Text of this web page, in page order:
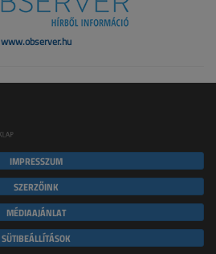
www.observer.hu
IMPRESSZUM
SZERZŐINK
MÉDIAAJÁNLAT
SÜTIBEÁLLÍTÁSOK